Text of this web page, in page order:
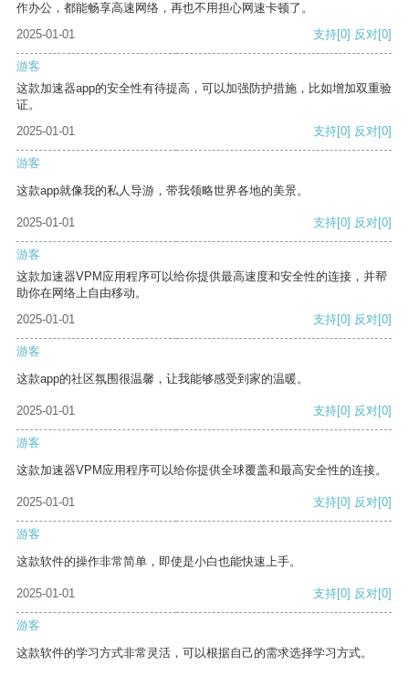
作办公，都能畅享高速网络，再也不用担心网速卡顿了。
2025-01-01
支持[0] 反对[0]
游客
这款加速器app的安全性有待提高，可以加强防护措施，比如增加双重验
证。
2025-01-01
支持[0] 反对[0]
游客
这款app就像我的私人导游，带我领略世界各地的美景。
2025-01-01 支持[0] 反对[0]
游客
这款加速器VPM应用程序可以给你提供最高速度和安全性的连接，并帮
助你在网络上自由移动。
2025-01-01
支持[0] 反对[0]
游客
这款app的社区氛围很温馨，让我能够感受到家的温暖。
2025-01-01 支持[0] 反对[0]
游客
这款加速器VPM应用程序可以给你提供全球覆盖和最高安全性的连接。
2025-01-01 支持[0] 反对[0]
游客
这款软件的操作非常简单，即使是小白也能快速上手。
2025-01-01 支持[0] 反对[0]
游客
这款软件的学习方式非常灵活，可以根据自己的需求选择学习方式。